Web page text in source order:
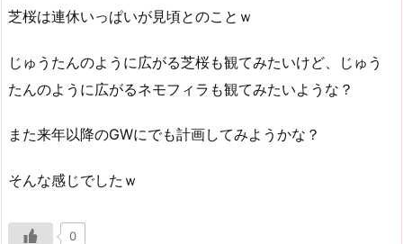
芝桜は連休いっぱいが見頃とのことｗ
じゅうたんのように広がる芝桜も観てみたいけど、じゅう
たんのように広がるネモフィラも観てみたいような？
また来年以降のGWにでも計画してみようかな？
そんな感じでしたｗ
0